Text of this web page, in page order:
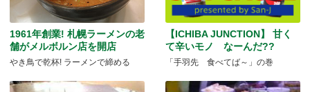
1961年創業! 札幌ラーメンの老
舗がメルボルン店を開店
やき鳥で乾杯! ラーメンで締める
【ICHIBA JUNCTION】 甘く
て辛いモノ なーんだ??
「手羽先 食べてば～」の巻